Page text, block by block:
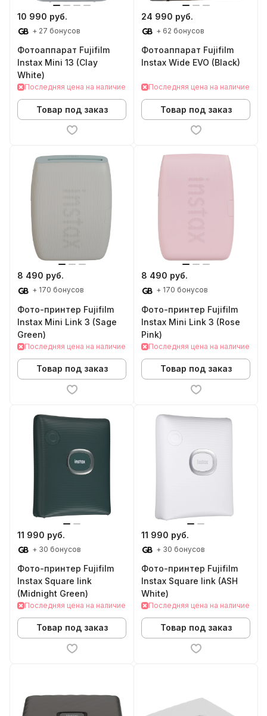
10 990 руб.
+ 27 бонусов
Фотоаппарат Fujifilm
Instax Mini 13 (Clay
White)
Последняя цена на наличие
Товар под заказ
24 990 руб.
+ 62 бонусов
Фотоаппарат Fujifilm
Instax Wide EVO (Black)
Последняя цена на наличие
Товар под заказ
8 490 руб.
+ 170 бонусов
Фото-принтер Fujifilm
Instax Mini Link 3 (Sage
Green)
Последняя цена на наличие
Товар под заказ
8 490 руб.
+ 170 бонусов
Фото-принтер Fujifilm
Instax Mini Link 3 (Rose
Pink)
Последняя цена на наличие
Товар под заказ
11 990 руб.
+ 30 бонусов
Фото-принтер Fujifilm
Instax Square link
(Midnight Green)
Последняя цена на наличие
Товар под заказ
11 990 руб.
+ 30 бонусов
Фото-принтер Fujifilm
Instax Square link (ASH
White)
Последняя цена на наличие
Товар под заказ